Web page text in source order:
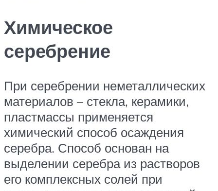
Химическое
серебрение
При серебрении неметаллических
материалов – стекла, керамики,
пластмассы применяется
химический способ осаждения
серебра. Способ основан на
выделении серебра из растворов
его комплексных солей при